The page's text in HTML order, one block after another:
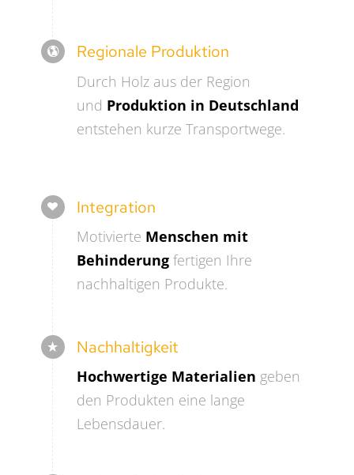
Regionale Produktion
Durch Holz aus der Region
und Produktion in Deutschland
entstehen kurze Transportwege.
Integration
Motivierte Menschen mit
Behinderung fertigen Ihre
nachhaltigen Produkte.
Nachhaltigkeit
Hochwertige Materialien geben
den Produkten eine lange
Lebensdauer.